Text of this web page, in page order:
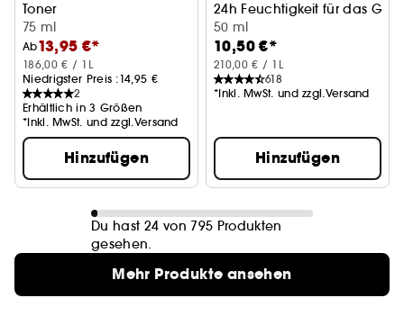
Toner
75 ml
Ab13,95 €*
186,00 € / 1L
Niedrigster Preis :14,95 €
2
Erhältlich in 3 Größen
*Inkl. MwSt. und zzgl.Versand
Hinzufügen
24h Feuchtigkeit für das
50 ml
10,50 €*
210,00 € / 1L
618
*Inkl. MwSt. und zzgl.Versand
Hinzufügen
Du hast 24 von 795 Produkten
gesehen.
Mehr Produkte ansehen